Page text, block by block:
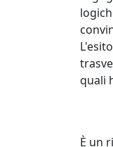
quali
È un